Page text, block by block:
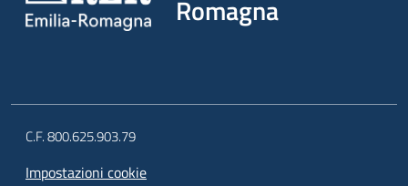
Romagna
C.F. 800.625.903.79
Impostazioni cookie